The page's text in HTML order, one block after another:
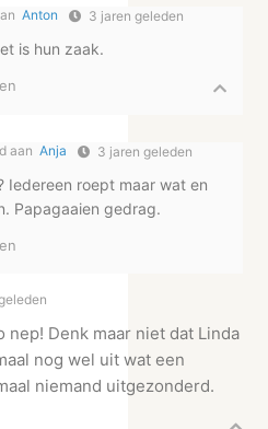
Anton 3 jaren geleden
is hun zaak.
aanAnja 3 jaren geleden
Iedereen roept maar wat en
Papagaaien gedrag.
nep! Denk maar niet dat Linda
nog wel uit wat een
niemand uitgezonderd.